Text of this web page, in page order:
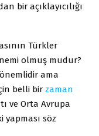
bir açıklayıcılığı
Türkler
olmuş mudur?
ama
belli bir zaman
ve Orta Avrupa
yapması söz